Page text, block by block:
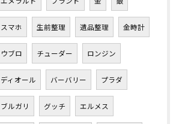
スマホ 生前整理 遺品整理 金時計
ウブロ チューダー ロンジン
ディオール バーバリー プラダ
ブルガリ グッチ エルメス